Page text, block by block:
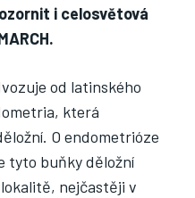
i celosvětová
od latinského
která
O endometrióze
tyto buňky děložní
nejčastěji v